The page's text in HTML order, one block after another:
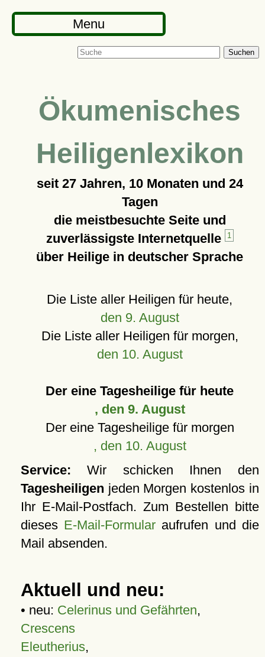
Menu
Suchen
Ökumenisches
Heiligenlexikon
seit 27 Jahren, 10 Monaten und 24
Tagen
die meistbesuchte Seite und
zuverlässigste Internetquelle
1
über Heilige in deutscher Sprache
Die Liste aller Heiligen für heute,
den 9. August
Die Liste aller Heiligen für morgen,
den 10. August
Der eine Tagesheilige für heute
, den 9. August
Der eine Tagesheilige für morgen
, den 10. August
Service: Wir schicken Ihnen den
Tagesheiligen jeden Morgen kostenlos in
Ihr E-Mail-Postfach. Zum Bestellen bitte
dieses E-Mail-Formular aufrufen und die
Mail absenden.
Aktuell und neu:
• neu: Celerinus und Gefährten,
Crescens
Eleutherius,